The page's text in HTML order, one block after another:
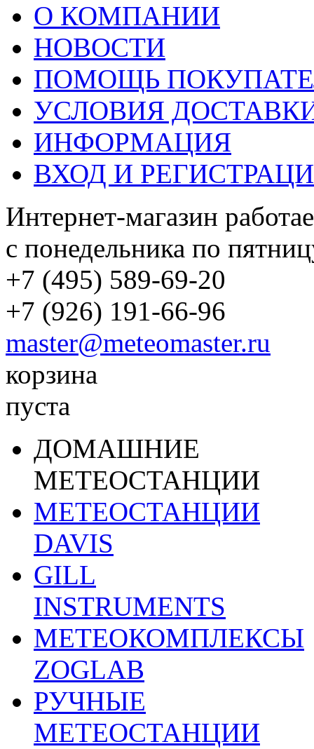
О КОМПАНИИ
НОВОСТИ
ПОМОЩЬ
УСЛОВИЯ
ИНФОРМАЦИЯ
ВХОД И
Интернет-магазин
с понедельника по
+7 (495) 589-69-20
+7 (926) 191-66-96
master@meteomaster.ru
корзина
пуста
ДОМАШНИЕ
МЕТЕОСТАНЦИИ
МЕТЕОСТАНЦИИ
DAVIS
GILL
INSTRUMENTS
МЕТЕОКОМПЛЕКСЫ
ZOGLAB
РУЧНЫЕ
МЕТЕОСТАНЦИИ